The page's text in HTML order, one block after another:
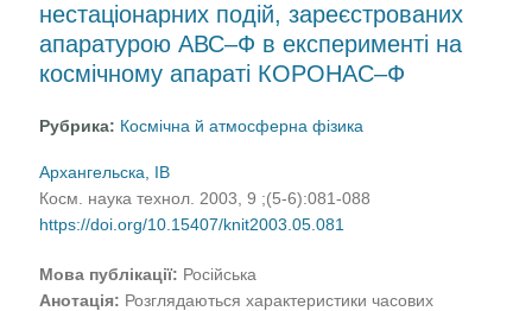
нестаціонарних подій, зареєстрованих
апаратурою АВС–Ф в експерименті на
космічному апараті КОРОНАС–Ф
Рубрика: Космічна й атмосферна фізика
Архангельска, ІВ
Косм. наука технол. 2003, 9 ;(5-6):081-088
https://doi.org/10.15407/knit2003.05.081
Мова публікації: Російська
Анотація: Розглядаються характеристики часових